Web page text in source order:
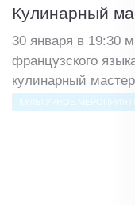
Кулинарный
30 января в 19:30
французского
кулинарный
КУЛЬТУРНОЕ